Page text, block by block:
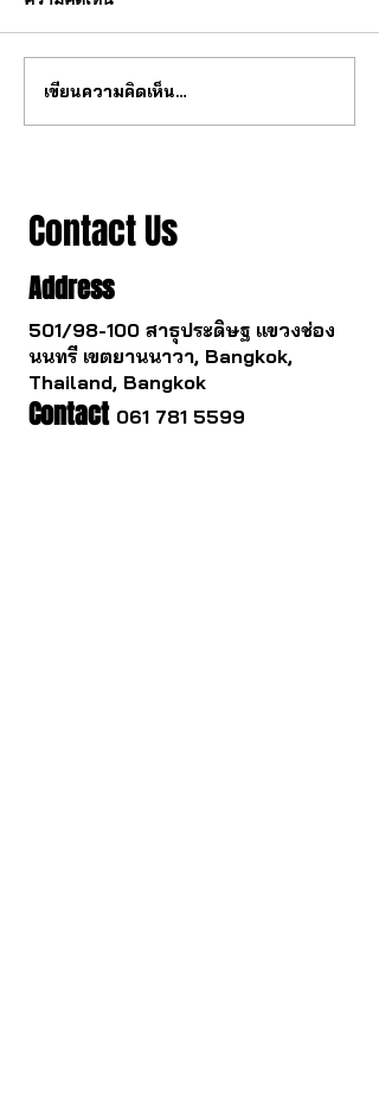
สุดยอด กลไก tourbillon จาก
จีน
เขียนความคิดเห็น…
Contact Us
Address
501/98-100 สาธุประดิษฐ แขวงช่อง
นนทรี เขตยานนาวา, Bangkok,
Thailand, Bangkok
Contact 061 781 5599